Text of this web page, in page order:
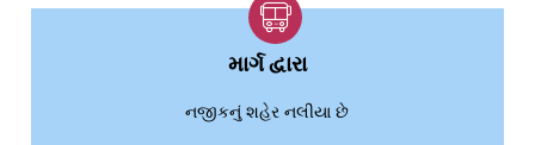
માર્ગ દ્વારા
નજીકનું શહેર નલીયા છે